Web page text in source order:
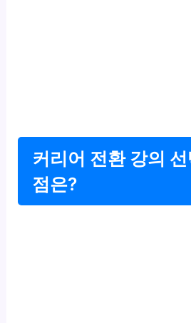
커리어 전환 강의
점은?